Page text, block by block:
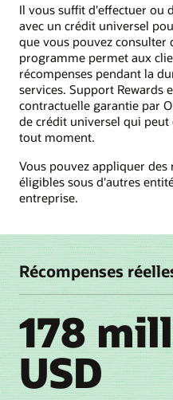
Il vous suffit d'effectuer ou
avec un crédit universel
que vous pouvez consulter
programme permet aux
récompenses pendant la
services. Support Rewards
contractuelle garantie par
de crédit universel qui
tout moment.
Vous pouvez appliquer
éligibles sous d'autres
entreprise.
Récompenses
178
USD